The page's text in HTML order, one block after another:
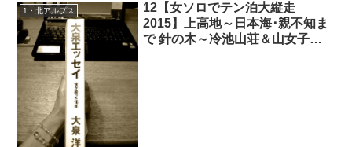
1・北アルプス
12【女ソロでテン泊大縦走
2015】上高地～日本海･親不知ま
で 針の木～冷池山荘＆山女子お